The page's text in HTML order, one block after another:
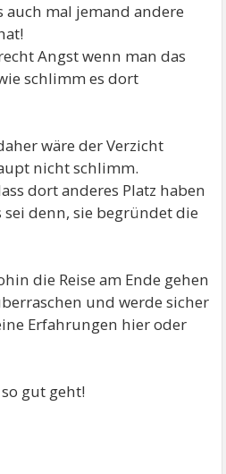
auch mal jemand andere
Angst wenn man das
schlimm es dort
wäre der Verzicht
nicht schlimm.
dort anderes Platz haben
sei denn, sie begründet die
die Reise am Ende gehen
und werde sicher
Erfahrungen hier oder
gut geht!